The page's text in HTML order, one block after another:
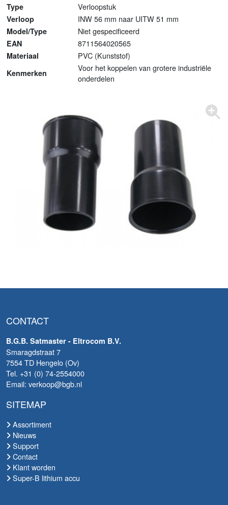
Type Verloopstuk
Verloop INW 56 mm naar UITW 51 mm
Model/Type Niet gespecificeerd
EAN 8711564020565
Materiaal PVC (Kunststof)
Kenmerken
Voor het koppelen van grotere industriële
onderdelen
CONTACT
B.G.B. Satmaster - Eltrocom B.V.
Smaragdstraat 7
7554 TD Hengelo (Ov)
Tel. +31 (0) 74-2554000
Email: verkoop@bgb.nl
SITEMAP
Assortiment
Nieuws
Support
Contact
Klant worden
Super-B lithium accu